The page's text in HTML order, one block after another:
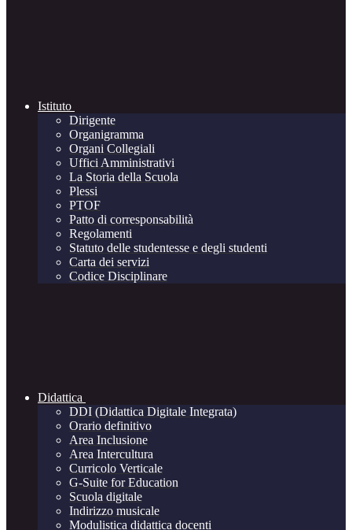
Istituto
Dirigente
Organigramma
Organi Collegiali
Uffici Amministrativi
La Storia della Scuola
Plessi
PTOF
Patto di corresponsabilità
Regolamenti
Statuto delle studentesse e degli studenti
Carta dei servizi
Codice Disciplinare
Didattica
DDI (Didattica Digitale Integrata)
Orario definitivo
Area Inclusione
Area Intercultura
Curricolo Verticale
G-Suite for Education
Scuola digitale
Indirizzo musicale
Modulistica didattica docenti